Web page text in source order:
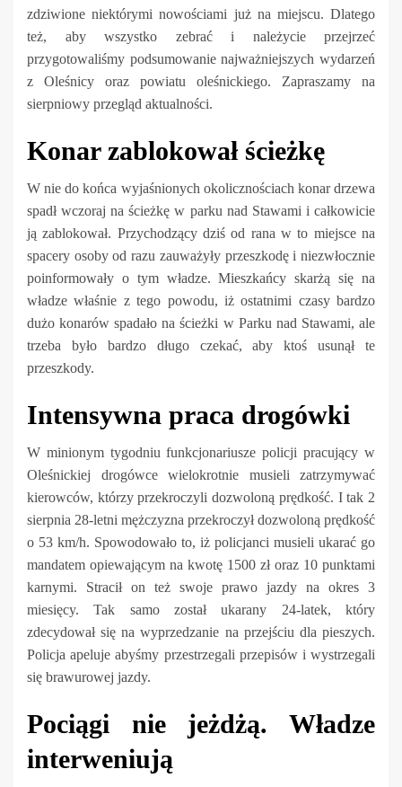
zdziwione niektórymi nowościami już na miejscu. Dlatego
też, aby wszystko zebrać i należycie przejrzeć
przygotowaliśmy podsumowanie najważniejszych wydarzeń
z Oleśnicy oraz powiatu oleśnickiego. Zapraszamy na
sierpniowy przegląd aktualności.
Konar zablokował ścieżkę
W nie do końca wyjaśnionych okolicznościach konar drzewa
spadł wczoraj na ścieżkę w parku nad Stawami i całkowicie
ją zablokował. Przychodzący dziś od rana w to miejsce na
spacery osoby od razu zauważyły przeszkodę i niezwłocznie
poinformowały o tym władze. Mieszkańcy skarżą się na
władze właśnie z tego powodu, iż ostatnimi czasy bardzo
dużo konarów spadało na ścieżki w Parku nad Stawami, ale
trzeba było bardzo długo czekać, aby ktoś usunął te
przeszkody.
Intensywna praca drogówki
W minionym tygodniu funkcjonariusze policji pracujący w
Oleśnickiej drogówce wielokrotnie musieli zatrzymywać
kierowców, którzy przekroczyli dozwoloną prędkość. I tak 2
sierpnia 28-letni mężczyzna przekroczył dozwoloną prędkość
o 53 km/h. Spowodowało to, iż policjanci musieli ukarać go
mandatem opiewającym na kwotę 1500 zł oraz 10 punktami
karnymi. Stracił on też swoje prawo jazdy na okres 3
miesięcy. Tak samo został ukarany 24-latek, który
zdecydował się na wyprzedzanie na przejściu dla pieszych.
Policja apeluje abyśmy przestrzegali przepisów i wystrzegali
się brawurowej jazdy.
Pociągi nie jeżdżą. Władze
interweniują